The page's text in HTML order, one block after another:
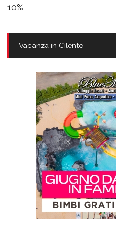
10%
Vacanza in Cilento